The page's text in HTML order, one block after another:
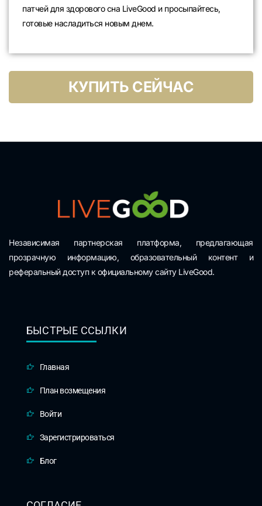
патчей для здорового сна LiveGood и просыпайтесь,
готовые насладиться новым днем.
КУПИТЬ СЕЙЧАС
Независимая партнерская платформа, предлагающая
прозрачную информацию, образовательный контент и
реферальный доступ к официальному сайту LiveGood.
БЫСТРЫЕ ССЫЛКИ
Главная
План возмещения
Войти
Зарегистрироваться
Блог